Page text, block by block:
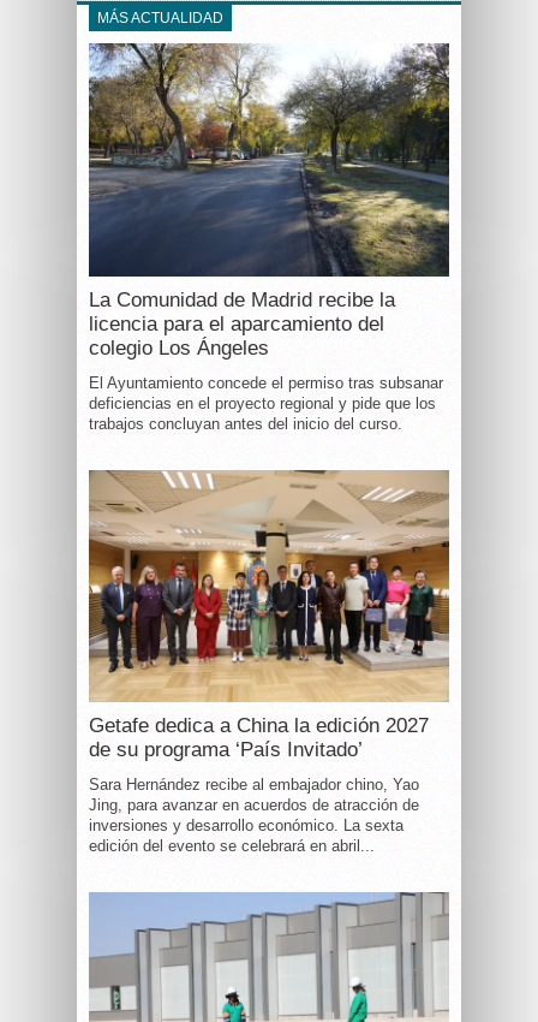
MÁS ACTUALIDAD
La Comunidad de Madrid recibe la
licencia para el aparcamiento del
colegio Los Ángeles
El Ayuntamiento concede el permiso tras subsanar
deficiencias en el proyecto regional y pide que los
trabajos concluyan antes del inicio del curso.
Getafe dedica a China la edición 2027
de su programa ‘País Invitado’
Sara Hernández recibe al embajador chino, Yao
Jing, para avanzar en acuerdos de atracción de
inversiones y desarrollo económico. La sexta
edición del evento se celebrará en abril...